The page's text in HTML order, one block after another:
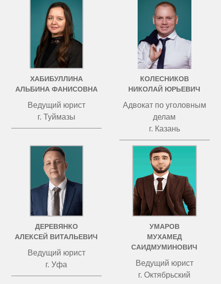
ХАБИБУЛЛИНА
АЛЬБИНА ФАНИСОВНА
Ведущий юрист
г. Туймазы
КОЛЕСНИКОВ
НИКОЛАЙ ЮРЬЕВИЧ
Адвокат по уголовным
делам
г. Казань
ДЕРЕВЯНКО
АЛЕКСЕЙ ВИТАЛЬЕВИЧ
Ведущий юрист
г. Уфа
УМАРОВ
МУХАМЕД
САИДМУМИНОВИЧ
Ведущий юрист
г. Октябрьский